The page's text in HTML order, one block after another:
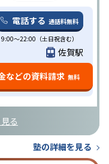
電話する 通話料無料
9:00～22:00（土日祝含む）
佐賀駅
などの資料請求 無料
る
塾の詳細を見る